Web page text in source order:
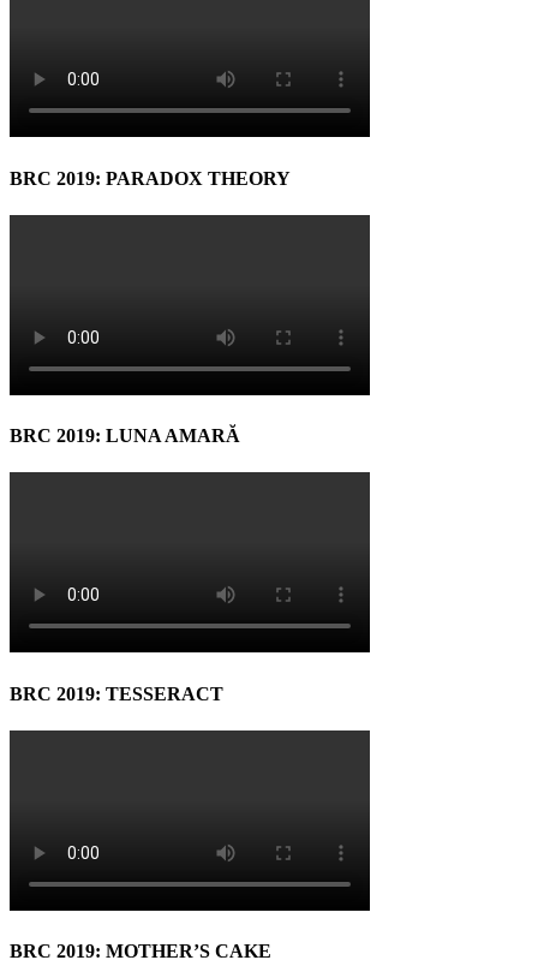
BRC 2019: PARADOX THEORY
BRC 2019: LUNA AMARĂ
BRC 2019: TESSERACT
BRC 2019: MOTHER’S CAKE